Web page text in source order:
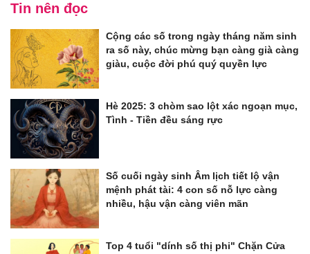
Tin nên đọc
Cộng các số trong ngày tháng năm sinh
ra số này, chúc mừng bạn càng già càng
giàu, cuộc đời phú quý quyền lực
Hè 2025: 3 chòm sao lột xác ngoạn mục,
Tình - Tiền đều sáng rực
Số cuối ngày sinh Âm lịch tiết lộ vận
mệnh phát tài: 4 con số nỗ lực càng
nhiều, hậu vận càng viên mãn
Top 4 tuổi "dính số thị phi" Chặn Cửa